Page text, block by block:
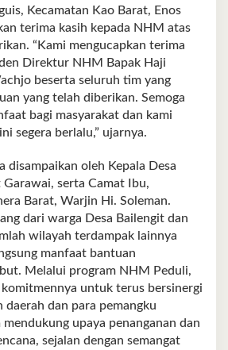
Kecamatan Kao Barat, Enos
terima kasih kepada NHM atas
“Kami mengucapkan terima
Direktur NHM Bapak Haji
beserta seluruh tim yang
yang telah diberikan. Semoga
bagi masyarakat dan kami
segera berlalu,” ujarnya.
disampaikan oleh Kepala Desa
Garawai, serta Camat Ibu,
Barat, Warjin Hi. Soleman.
dari warga Desa Bailengit dan
wilayah terdampak lainnya
manfaat bantuan
Melalui program NHM Peduli,
untuk terus bersinergi
daerah dan para pemangku
upaya penanganan dan
sejalan dengan semangat